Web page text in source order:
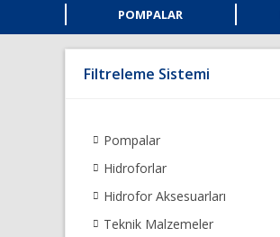
POMPALAR
Filtreleme Sistemi
Pompalar
Hidroforlar
Hidrofor Aksesuarları
Teknik Malzemeler